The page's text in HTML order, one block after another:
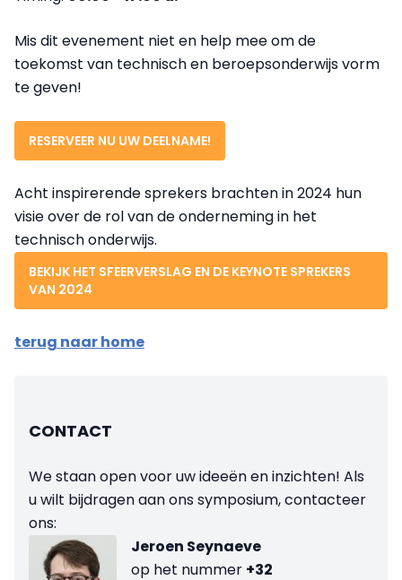
Mis dit evenement niet en help mee om de
toekomst van technisch en beroepsonderwijs vorm
te geven!
RESERVEER NU UW DEELNAME!
Acht inspirerende sprekers brachten in 2024 hun
visie over de rol van de onderneming in het
technisch onderwijs.
BEKIJK HET SFEERVERSLAG EN DE KEYNOTE SPREKERS
VAN 2024
terug naar home
CONTACT
We staan open voor uw ideeën en inzichten! Als
u wilt bijdragen aan ons symposium, contacteer
ons:
Jeroen Seynaeve
op het nummer +32